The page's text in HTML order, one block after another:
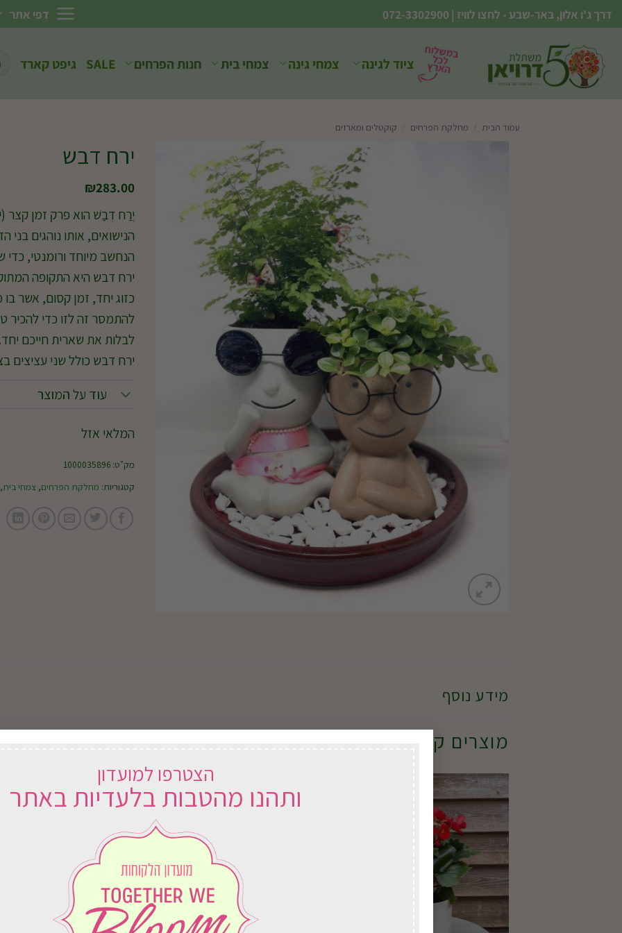
הצטרפו למועדון
ותהנו מהטבות בלעדיות באתר
Skip
to
content
דרך ג'ו אלון, באר-שבע - לחצו לוויז |
072-3302900 דפי אתר
ציוד לגינה צמחי גינה צמחי בית חנות הפרחים SALE גיפט קארד
עמוד הבית מחלקת הפרחים קוקטלים ומארזים
ירח דבש
₪283.00
יֶרַח דְבַשׁ הוא פרק זמן קצר
הנישואים, אותו נוהגים
הנחשב מיוחד ורומנטי, כדי
ירח דבש היא התקופה
כזוג יחד, זמן קסום, אשר
להתמסר זה לזו כדי להכיר
לבלות את שארית חייכם
ירח דבש כולל שני
עוד על המוצר
המלאי אזל
מק"ט:1000035896
קטגוריות: מחלקת הפרחים, צמחי בית
מידע נוסף
מוצרים קשורים